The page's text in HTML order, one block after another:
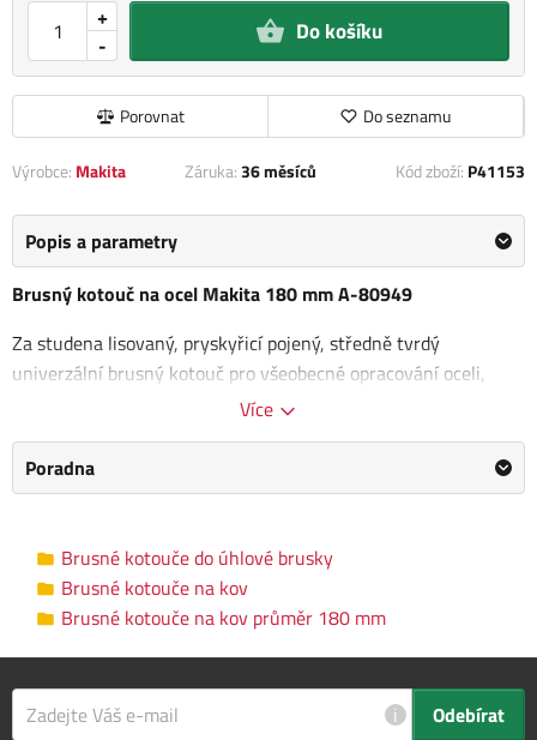
-
+ Do košíku
Porovnat Do seznamu
Výrobce: Makita Záruka:36 měsíců Kód zboží: P41153
Popis a parametry
Brusný kotouč na ocel Makita 180 mm A-80949
Za studena lisovaný, pryskyřicí pojený, středně tvrdý
univerzální brusný kotouč pro všeobecné opracování oceli,
odjehlování, broušení hran a ploch
Upínání: M 14
Kategorie
Brusné kotouče na kov průměr 180
mm
Výrobce
Makita/Informace o výrobci
Průměr kotouče
Více
Poradna
Brusné kotouče do úhlové brusky
Brusné kotouče na kov
Brusné kotouče na kov průměr 180 mm
i Odebírat